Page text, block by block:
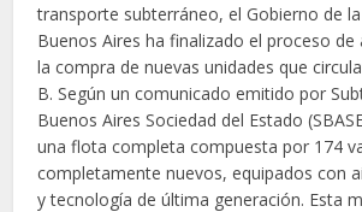
transporte subterráneo, el Gobierno de
Buenos Aires ha finalizado el proceso de
la compra de nuevas unidades que
B. Según un comunicado emitido por
Buenos Aires Sociedad del Estado
una flota completa compuesta por 174
completamente nuevos, equipados con
y tecnología de última generación. Esta